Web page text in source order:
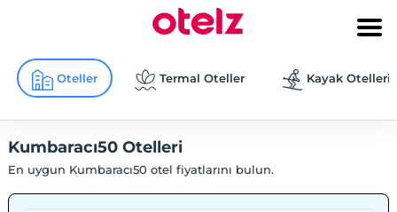
Oteller Termal Oteller Kayak Otelleri
Kumbaracı50 Otelleri
En uygun Kumbaracı50 otel fiyatlarını bulun.